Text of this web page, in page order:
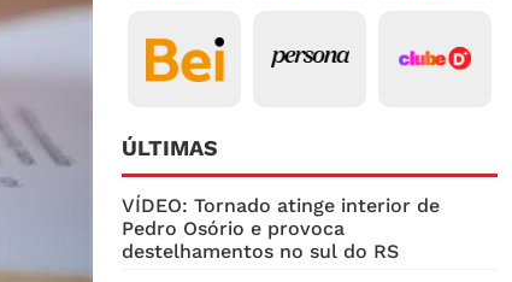
ÚLTIMAS
VÍDEO: Tornado atinge interior de
Pedro Osório e provoca
destelhamentos no sul do RS